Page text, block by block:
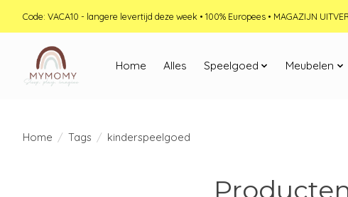
Code: VACA10 - langere levertijd deze week • 100% Europees • MAGAZIJN
Home Alles Speelgoed Meubelen
Home / Tags / kinderspeelgoed